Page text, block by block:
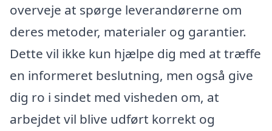
overveje at spørge leverandørerne om
deres metoder, materialer og garantier.
Dette vil ikke kun hjælpe dig med at træffe
en informeret beslutning, men også give
dig ro i sindet med visheden om, at
arbejdet vil blive udført korrekt og